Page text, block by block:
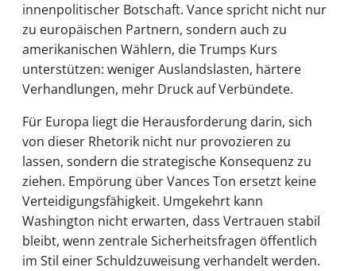
innenpolitischer Botschaft. Vance spricht nicht nur
zu europäischen Partnern, sondern auch zu
amerikanischen Wählern, die Trumps Kurs
unterstützen: weniger Auslandslasten, härtere
Verhandlungen, mehr Druck auf Verbündete.
Für Europa liegt die Herausforderung darin, sich
von dieser Rhetorik nicht nur provozieren zu
lassen, sondern die strategische Konsequenz zu
ziehen. Empörung über Vances Ton ersetzt keine
Verteidigungsfähigkeit. Umgekehrt kann
Washington nicht erwarten, dass Vertrauen stabil
bleibt, wenn zentrale Sicherheitsfragen öffentlich
im Stil einer Schuldzuweisung verhandelt werden.